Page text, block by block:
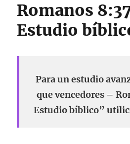
Romanos
Estudio
Para un estudio
que vencedores –
Estudio bíblico”